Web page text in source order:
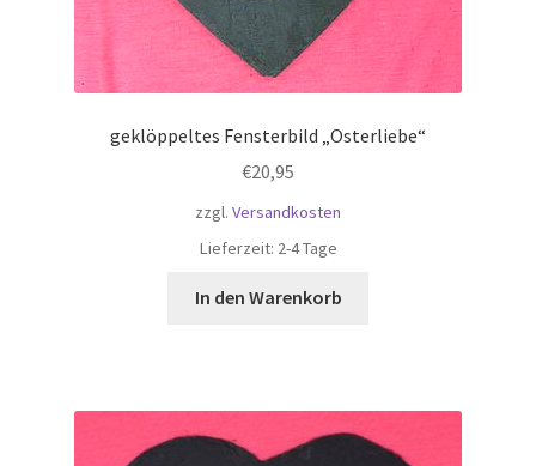
geklöppeltes Fensterbild „Osterliebe“
€20,95
zzgl. Versandkosten
Lieferzeit: 2-4 Tage
In den Warenkorb